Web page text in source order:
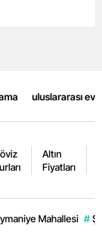
uluslararası
Altın
Fiyatları
Mahallesi #